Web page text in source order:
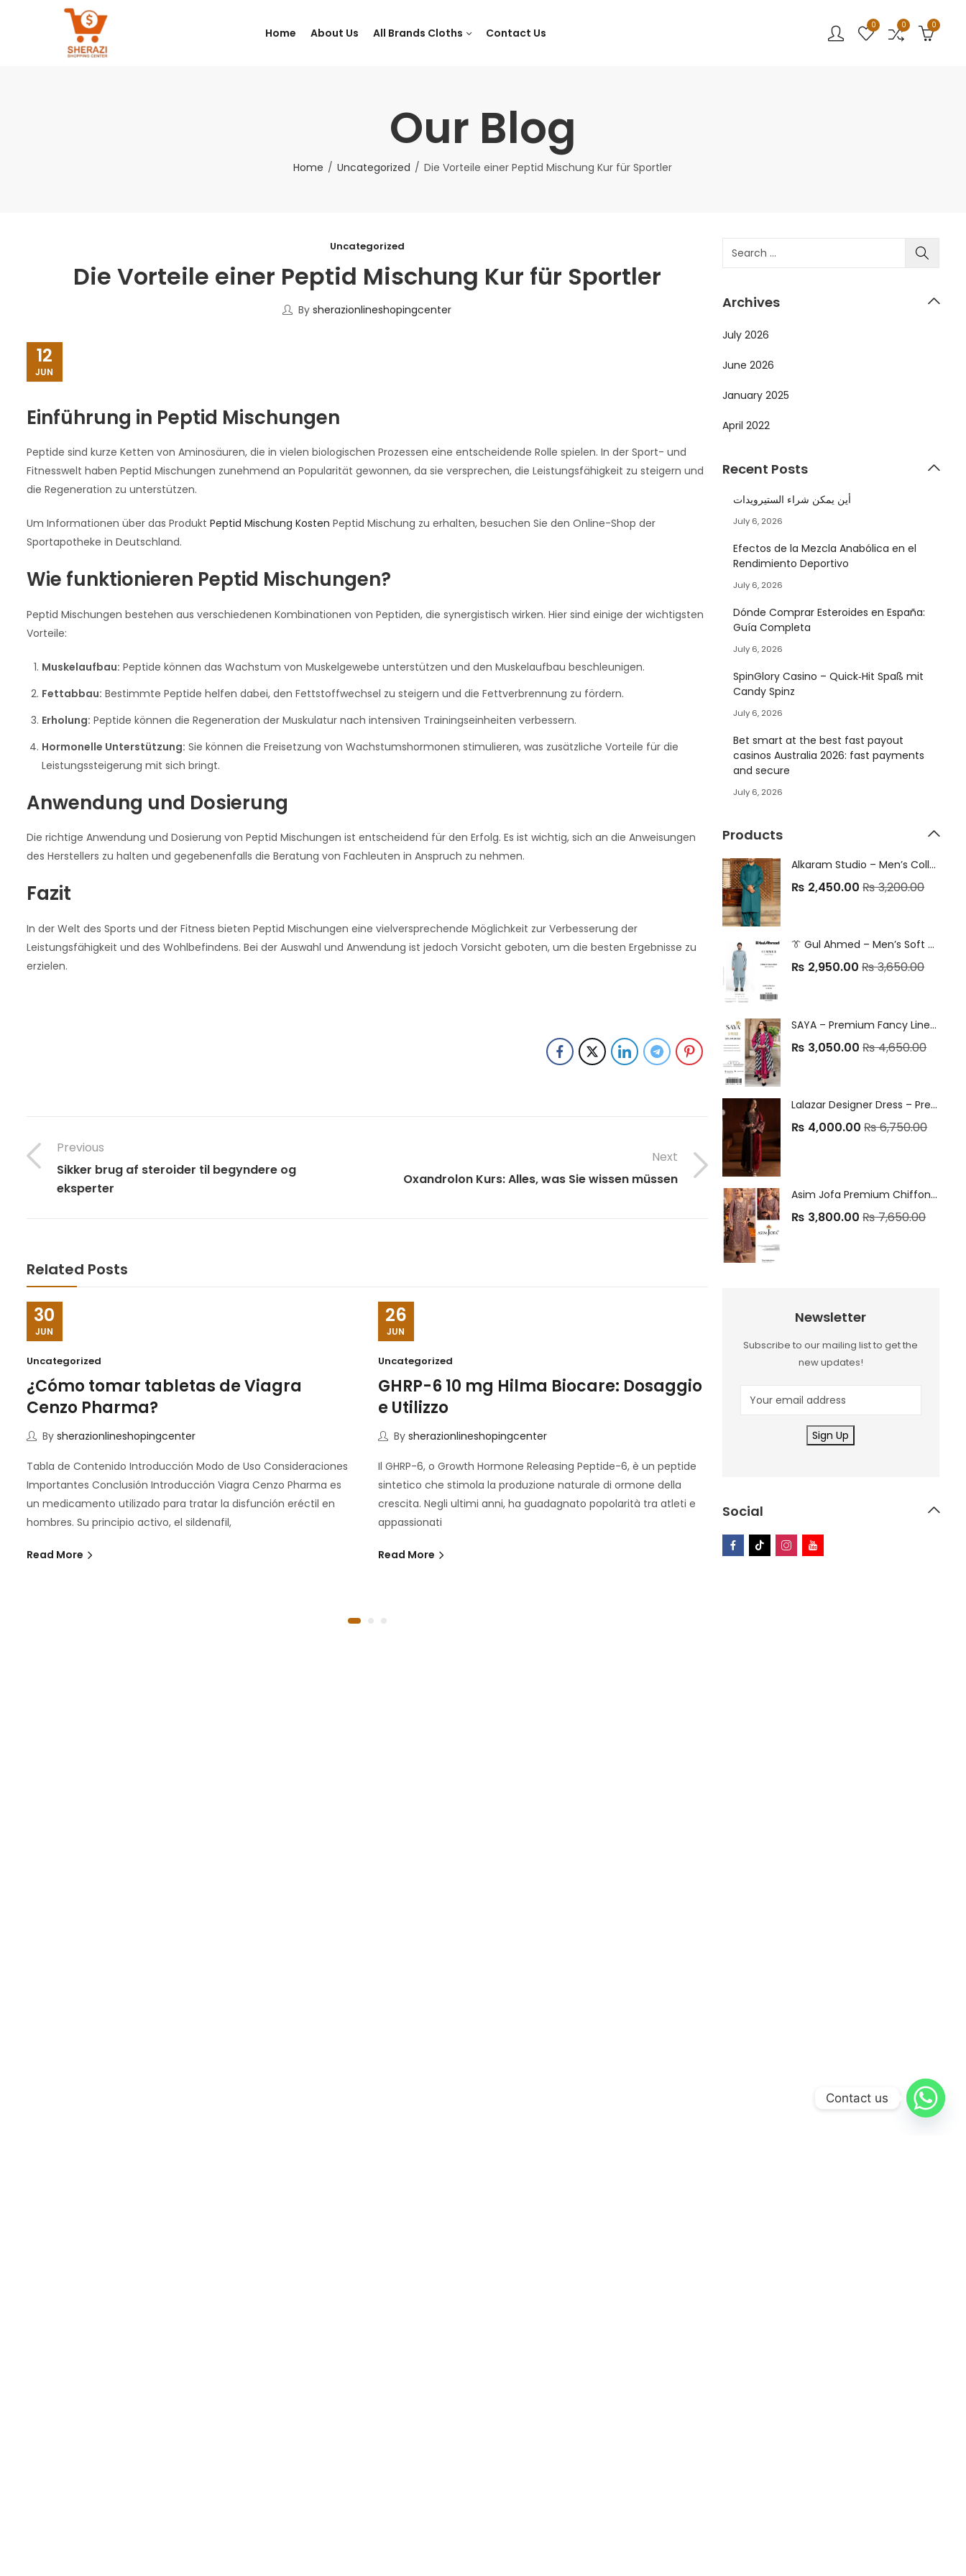
Home About Us All Brands Cloths Contact Us
0 0 0
Our Blog
Home Uncategorized Die Vorteile einer Peptid Mischung Kur für Sportler
Uncategorized
Die Vorteile einer Peptid Mischung Kur für Sportler
Bysherazionlineshopingcenter
12
JUN
Einführung in Peptid Mischungen
Peptide sind kurze Ketten von Aminosäuren, die in vielen biologischen Prozessen eine entscheidende Rolle spielen. In der Sport- und
Fitnesswelt haben Peptid Mischungen zunehmend an Popularität gewonnen, da sie versprechen, die Leistungsfähigkeit zu steigern und
die Regeneration zu unterstützen.
Um Informationen über das Produkt Peptid Mischung Kosten Peptid Mischung zu erhalten, besuchen Sie den Online-Shop der
Sportapotheke in Deutschland.
Wie funktionieren Peptid Mischungen?
Peptid Mischungen bestehen aus verschiedenen Kombinationen von Peptiden, die synergistisch wirken. Hier sind einige der wichtigsten
Vorteile:
Muskelaufbau: Peptide können das Wachstum von Muskelgewebe unterstützen und den Muskelaufbau beschleunigen.
Fettabbau: Bestimmte Peptide helfen dabei, den Fettstoffwechsel zu steigern und die Fettverbrennung zu fördern.
Erholung: Peptide können die Regeneration der Muskulatur nach intensiven Trainingseinheiten verbessern.
Hormonelle Unterstützung: Sie können die Freisetzung von Wachstumshormonen stimulieren, was zusätzliche Vorteile für die
Leistungssteigerung mit sich bringt.
Anwendung und Dosierung
Die richtige Anwendung und Dosierung von Peptid Mischungen ist entscheidend für den Erfolg. Es ist wichtig, sich an die Anweisungen
des Herstellers zu halten und gegebenenfalls die Beratung von Fachleuten in Anspruch zu nehmen.
Fazit
In der Welt des Sports und der Fitness bieten Peptid Mischungen eine vielversprechende Möglichkeit zur Verbesserung der
Leistungsfähigkeit und des Wohlbefindens. Bei der Auswahl und Anwendung ist jedoch Vorsicht geboten, um die besten Ergebnisse zu
erzielen.
Previous
Sikker brug af steroider til begyndere og
eksperter
Next
Oxandrolon Kurs: Alles, was Sie wissen müssen
Related Posts
30
JUN
Uncategorized
¿Cómo tomar tabletas de Viagra
Cenzo Pharma?
By sherazionlineshopingcenter
Tabla de Contenido Introducción Modo de Uso Consideraciones
Importantes Conclusión Introducción Viagra Cenzo Pharma es
un medicamento utilizado para tratar la disfunción eréctil en
hombres. Su principio activo, el sildenafil,
Read More
26
JUN
Uncategorized
GHRP-6 10 mg Hilma Biocare: Dosaggio
e Utilizzo
By sherazionlineshopingcenter
Il GHRP-6, o Growth Hormone Releasing Peptide-6, è un peptide
sintetico che stimola la produzione naturale di ormone della
crescita. Negli ultimi anni, ha guadagnato popolarità tra atleti e
appassionati
Read More
Uncategorized
Guía Completa
sherazionlineshopingcenter
Introducción El nebivolol es un fármaco que
Read More
Archives
July 2026
June 2026
January 2025
April 2022
Recent Posts
أين يمكن شراء الستيرويدات
July 6, 2026
Efectos de la Mezcla Anabólica en el
Rendimiento Deportivo
July 6, 2026
Dónde Comprar Esteroides en España:
Guía Completa
July 6, 2026
SpinGlory Casino – Quick‑Hit Spaß mit
Candy Spinz
July 6, 2026
Bet smart at the best fast payout
casinos Australia 2026: fast payments
and secure
July 6, 2026
Products
Alkaram Studio – Men’s Collection 2025 (New Arrival) Premium Cotton Unstitched Fabric – 4.5 Meters | 8 Elegant Colors
₨ 2,450.00 ₨3,200.00
👔 Gul Ahmed – Men’s Soft Cotton Collection | Summer 2025 👔 Elegant Gents Wear | 100% Original Fabric |
₨ 2,950.00 ₨3,650.00
SAYA – Premium Fancy Linen Collection 2025
₨ 3,050.00 ₨4,650.00
Lalazar Designer Dress – Premium Dhank 3Pc Unstitched Suit
₨ 4,000.00 ₨6,750.00
Asim Jofa Premium Chiffon Collection – 3Pc Unstitched Suit ✨
₨ 3,800.00 ₨7,650.00
Newsletter
Subscribe to our mailing list to get the
new updates!
Social
Contact us